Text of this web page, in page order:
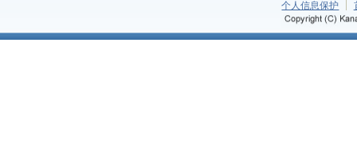
个人信息保护